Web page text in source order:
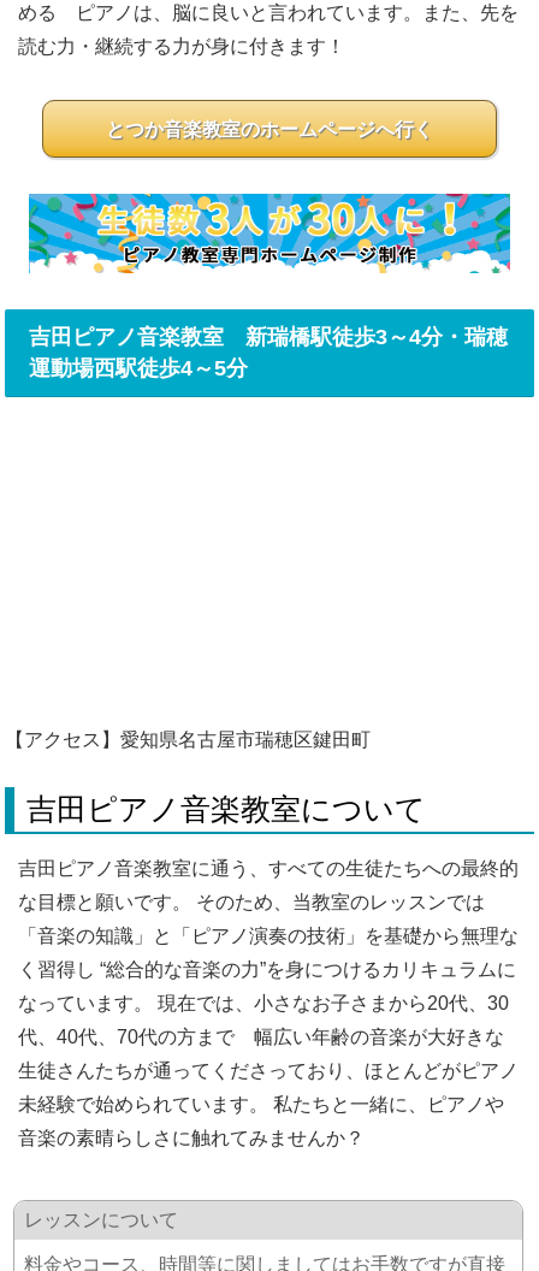
める ピアノは、脳に良いと言われています。また、先を
読む力・継続する力が身に付きます！
とつか音楽教室のホームページへ行く
吉田ピアノ音楽教室 新瑞橋駅徒歩3～4分・瑞穂
運動場西駅徒歩4～5分
【アクセス】愛知県名古屋市瑞穂区鍵田町
吉田ピアノ音楽教室について
吉田ピアノ音楽教室に通う、すべての生徒たちへの最終的
な目標と願いです。 そのため、当教室のレッスンでは
「音楽の知識」と「ピアノ演奏の技術」を基礎から無理な
く習得し “総合的な音楽の力”を身につけるカリキュラムに
なっています。 現在では、小さなお子さまから20代、30
代、40代、70代の方まで 幅広い年齢の音楽が大好きな
生徒さんたちが通ってくださっており、ほとんどがピアノ
未経験で始められています。 私たちと一緒に、ピアノや
音楽の素晴らしさに触れてみませんか？
レッスンについて
料金やコース、時間等に関しましてはお手数ですが直接